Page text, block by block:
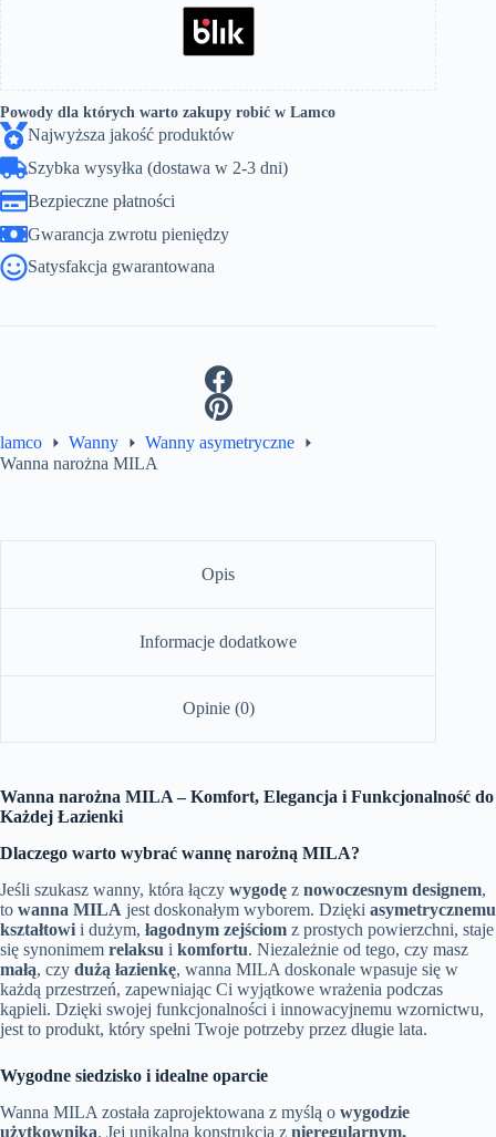
Powody dla których warto zakupy robić w Lamco
Najwyższa jakość produktów
Szybka wysyłka (dostawa w 2-3 dni)
Bezpieczne płatności
Gwarancja zwrotu pieniędzy
Satysfakcja gwarantowana
lamco Wanny
Wanny asymetryczne
Wanna narożna MILA
Opis
Informacje dodatkowe
Opinie (0)
Wanna narożna MILA – Komfort, Elegancja i Funkcjonalność do
Każdej Łazienki
Dlaczego warto wybrać wannę narożną MILA?
Jeśli szukasz wanny, która łączy wygodę z nowoczesnym designem,
to wanna MILA jest doskonałym wyborem. Dzięki asymetrycznemu
kształtowi i dużym, łagodnym zejściom z prostych powierzchni, staje
się synonimem relaksu i komfortu. Niezależnie od tego, czy masz
małą, czy dużą łazienkę, wanna MILA doskonale wpasuje się w
każdą przestrzeń, zapewniając Ci wyjątkowe wrażenia podczas
kąpieli. Dzięki swojej funkcjonalności i innowacyjnemu wzornictwu,
jest to produkt, który spełni Twoje potrzeby przez długie lata.
Wygodne siedzisko i idealne oparcie
Wanna MILA została zaprojektowana z myślą o wygodzie
użytkownika. Jej unikalna konstrukcja z nieregularnym,